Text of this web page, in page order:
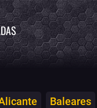
Baleares